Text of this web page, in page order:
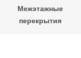
Межэтажные
перекрытия